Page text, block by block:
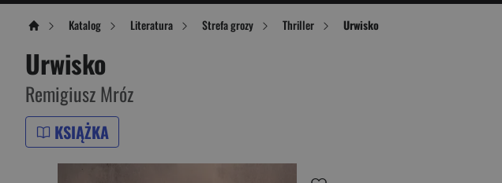
Katalog Literatura Strefa grozy Thriller Urwisko
Urwisko
Remigiusz Mróz
KSIĄŻKA